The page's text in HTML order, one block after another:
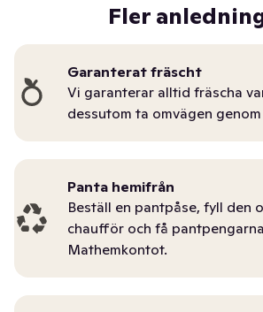
Fler
Garanterat fräscht
Vi garanterar alltid fräscha
dessutom ta omvägen
Panta hemifrån
Beställ en pantpåse, fyll den
chaufför och få
Mathemkontot.